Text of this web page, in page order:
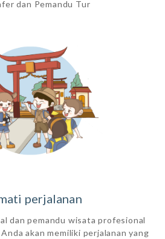
dan Pemandu Tur
perjalanan
dan pemandu wisata profesional
akan memiliki perjalanan yang